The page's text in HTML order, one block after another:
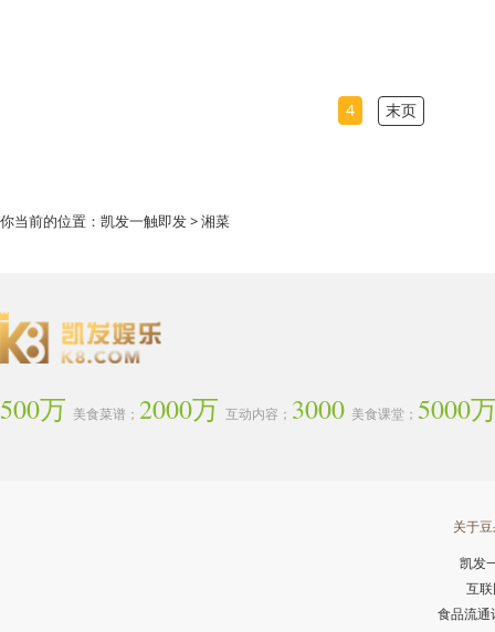
4 末页
你当前的位置： 凯发一触即发> 湘菜
500万 美食菜谱； 2000万 互动内容； 3000 美食课堂； 5000
关于
凯发
互
食品流